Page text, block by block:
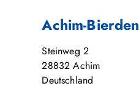
Achim-Bierden
Steinweg 2
28832 Achim
Deutschland